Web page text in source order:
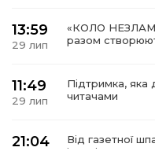
13:59
29 лип
«КОЛО
разом
11:49
29 лип
Підтримка, яка
читачами
21:04
Від газетної
історії Героїв